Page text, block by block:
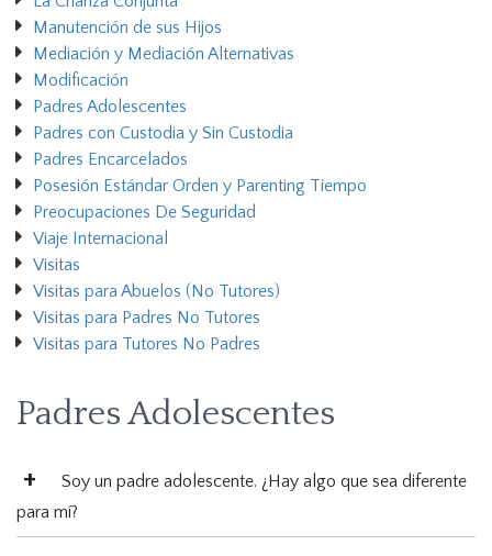
Manutención de sus Hijos
Mediación y Mediación Alternativas
Modificación
Padres Adolescentes
Padres con Custodia y Sin Custodia
Padres Encarcelados
Posesión Estándar Orden y Parenting Tiempo
Preocupaciones De Seguridad
Viaje Internacional
Visitas
Visitas para Abuelos (No Tutores)
Visitas para Padres No Tutores
Visitas para Tutores No Padres
Padres Adolescentes
Soy un padre adolescente. ¿Hay algo que sea diferente
para mí?